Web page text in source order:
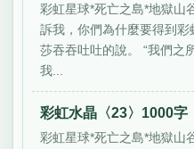
彩虹星球*死亡之島*地獄山
訴我，你們為什麼要得到
莎吞吞吐吐的說。 “我們之
我...
彩虹水晶〈23〉1000字
彩虹星球*死亡之島*地獄山